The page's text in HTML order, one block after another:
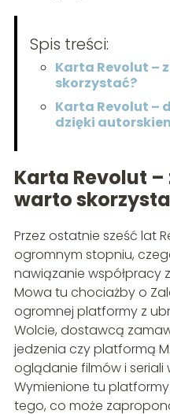
Spis treści:
Karta Revolut –
skorzystać?
Karta Revolut –
dzięki
Karta Revolut
warto
Przez ostatnie sześć lat
ogromnym stopniu,
nawiązanie współpracy
Mowa tu chociażby o
ogromnej platformy z
Wolcie, dostawcą
jedzenia czy platformą
oglądanie filmów i seriali
Wymienione tu
tego, co może